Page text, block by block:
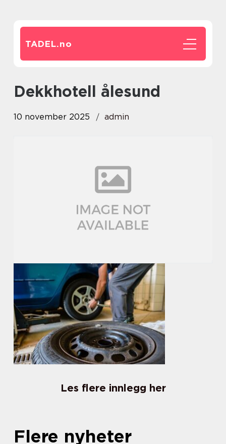
TADEL.no
dekkhotell ålesund
10 november 2025 admin
Les flere innlegg her
Flere nyheter